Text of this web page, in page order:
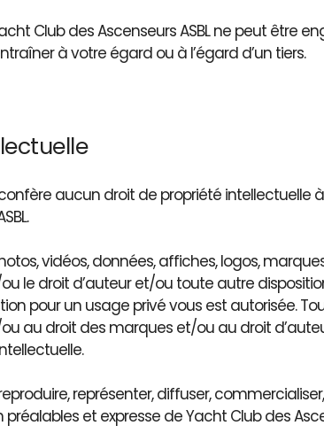
Club des Ascenseurs ASBL ne peut
à votre égard ou à l’égard d’un tiers.
aucun droit de propriété
vidéos, données, affiches, logos,
le droit d’auteur et/ou toute autre
pour un usage privé vous est
au droit des marques et/ou au droit
représenter, diffuser,
préalables et expresse de Yacht Club des